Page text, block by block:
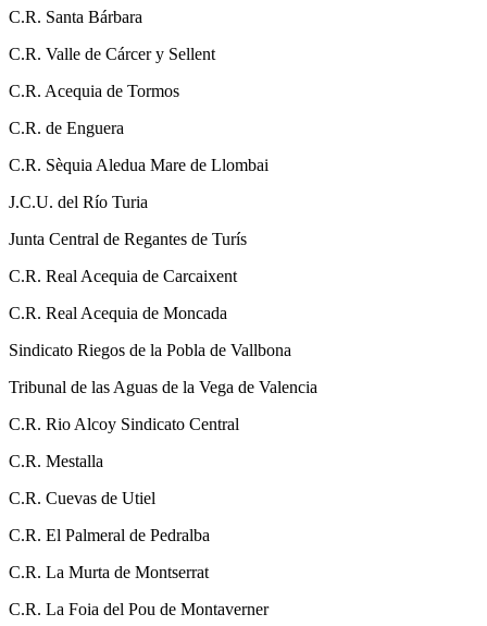
C.R. Santa Bárbara
C.R. Valle de Cárcer y Sellent
C.R. Acequia de Tormos
C.R. de Enguera
C.R. Sèquia Aledua Mare de Llombai
J.C.U. del Río Turia
Junta Central de Regantes de Turís
C.R. Real Acequia de Carcaixent
C.R. Real Acequia de Moncada
Sindicato Riegos de la Pobla de Vallbona
Tribunal de las Aguas de la Vega de Valencia
C.R. Rio Alcoy Sindicato Central
C.R. Mestalla
C.R. Cuevas de Utiel
C.R. El Palmeral de Pedralba
C.R. La Murta de Montserrat
C.R. La Foia del Pou de Montaverner